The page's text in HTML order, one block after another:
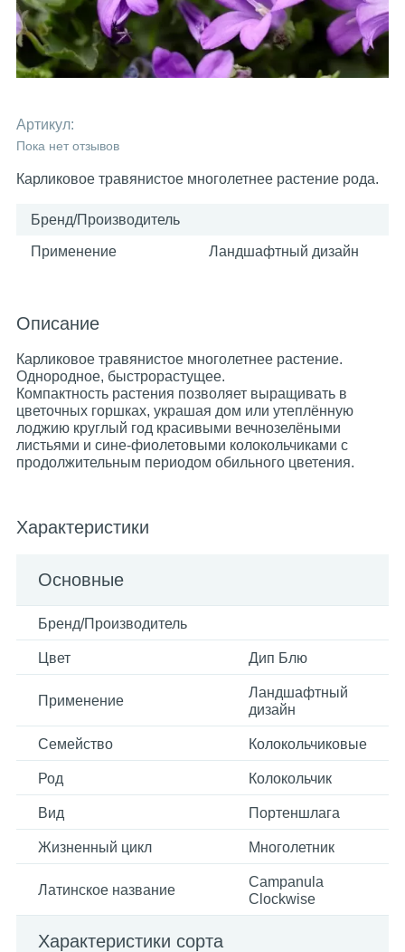
Артикул:
Пока нет отзывов
Карликовое травянистое многолетнее растение рода.
Бренд/Производитель
Применение Ландшафтный дизайн
Описание
Карликовое травянистое многолетнее растение.
Однородное, быстрорастущее.
Компактность растения позволяет выращивать в
цветочных горшках, украшая дом или утеплённую
лоджию круглый год красивыми вечнозелёными
листьями и сине-фиолетовыми колокольчиками с
продолжительным периодом обильного цветения.
Характеристики
Основные
Бренд/Производитель
Цвет Дип Блю
Применение
Ландшафтный
дизайн
Семейство Колокольчиковые
Род Колокольчик
Вид Портеншлага
Жизненный цикл Многолетник
Латинское название
Campanula
Clockwise
Характеристики сорта